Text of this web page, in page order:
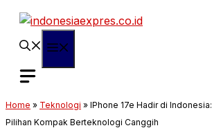
Langsung
Home » Teknologi » IPhone 17e Hadir di Indonesia:
Pilihan Kompak Berteknologi Canggih